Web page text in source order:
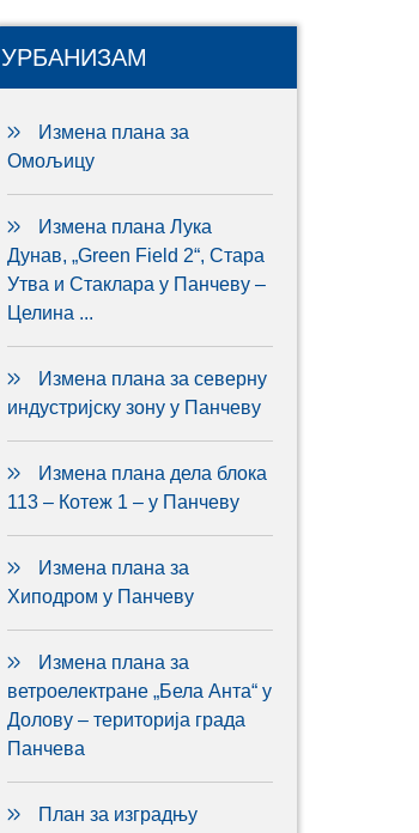
УРБАНИЗАМ
Измена плана за
Омољицу
Измена плана Лука
Дунав, „Green Field 2“, Стара
Утва и Стаклара у Панчеву –
Целина ...
Измена плана за северну
индустријску зону у Панчеву
Измена плана дела блока
113 – Котеж 1 – у Панчеву
Измена плана за
Хиподром у Панчеву
Измена плана за
ветроелектране „Бела Анта“ у
Долову – територија града
Панчева
План за изградњу